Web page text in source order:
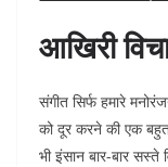
आखिरी
संगीत सिर्फ हमारे
को दूर करने की एक
भी इंसान बार-बार